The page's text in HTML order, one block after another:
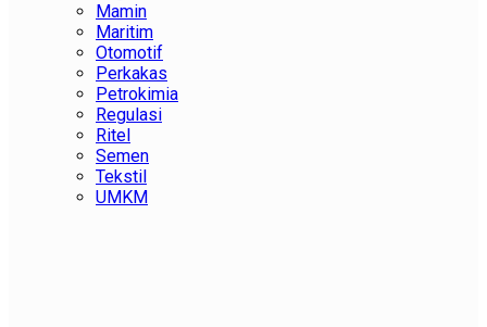
Mamin
Maritim
Otomotif
Perkakas
Petrokimia
Regulasi
Ritel
Semen
Tekstil
UMKM